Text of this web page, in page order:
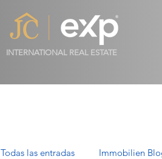
INTERNATIONAL REAL ESTATE
Todas las entradas Immobilien